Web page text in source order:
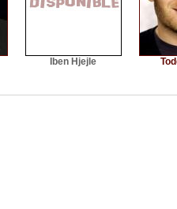
Iben Hjejle